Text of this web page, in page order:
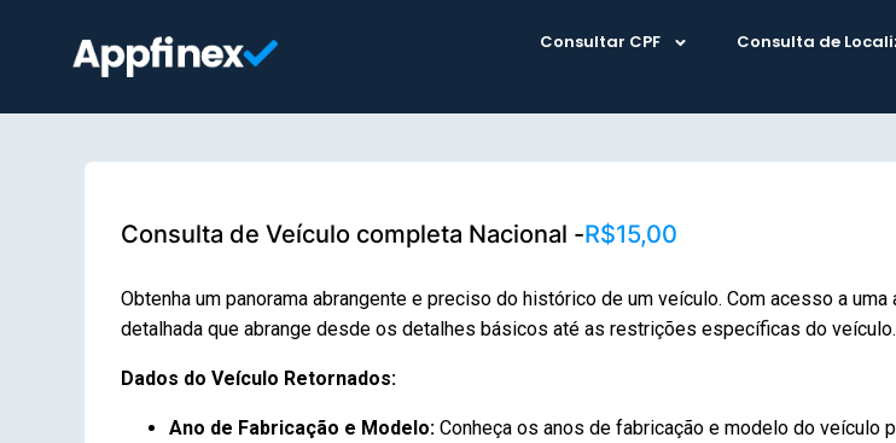
Consultar CPF Consulta de
Consulta de Veículo completa Nacional -R$15,00
Obtenha um panorama abrangente e preciso do histórico de um veículo. Com acesso a
detalhada que abrange desde os detalhes básicos até as restrições específicas do veículo.
Dados do Veículo Retornados:
Ano de Fabricação e Modelo: Conheça os anos de fabricação e modelo do veículo